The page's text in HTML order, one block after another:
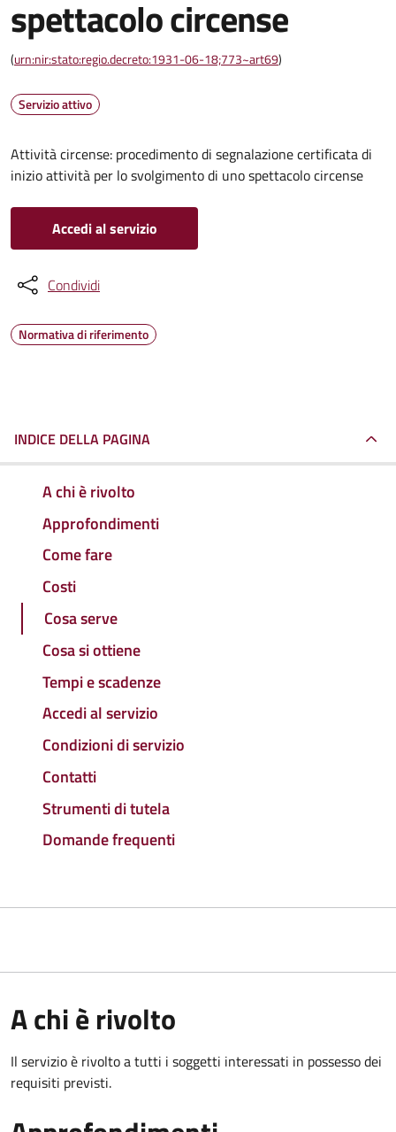
spettacolo circense
(urn:nir:stato:regio.decreto:1931-06-18;773~art69)
Servizio attivo
Attività circense: procedimento di segnalazione certificata di
inizio attività per lo svolgimento di uno spettacolo circense
Accedi al servizio
Condividi
Normativa di riferimento
INDICE DELLA PAGINA
A chi è rivolto
Approfondimenti
Come fare
Costi
Cosa serve
Cosa si ottiene
Tempi e scadenze
Accedi al servizio
Condizioni di servizio
Contatti
Strumenti di tutela
Domande frequenti
A chi è rivolto
Il servizio è rivolto a tutti i soggetti interessati in possesso dei
requisiti previsti.